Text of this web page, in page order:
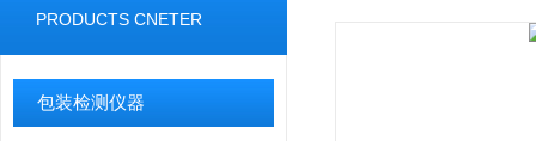
PRODUCTS CNETER
包装检测仪器